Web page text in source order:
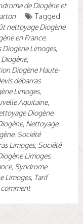
de Diogène et
Tagged
nettoyage Diogène
en France,
Diogène Limoges,
,
Diogène Haute-
débarras
Limoges,
Aquitaine,
Diogène,
, Nettoyage
, Société
Limoges, Société
Limoges,
, Syndrome
Limoges, Tarif
comment